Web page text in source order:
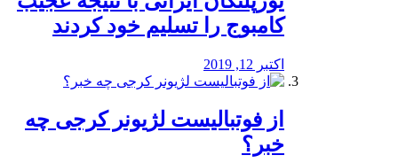
کامبوج را تسلیم خود کردند
اکتبر 12, 2019
از فوتبالیست لژیونر کرجی چه
خبر؟